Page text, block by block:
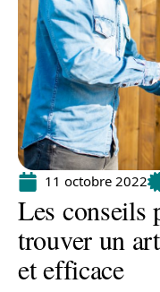
11 octobre 2022
Les conseils
trouver un
et efficace